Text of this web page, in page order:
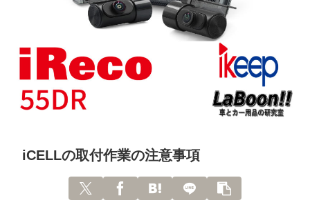
iCELLの取付作業の注意事項